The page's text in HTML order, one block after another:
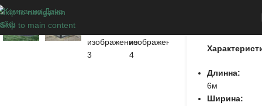
Skip to navigation
Skip to main content
Длинна:
6м
Ширина: